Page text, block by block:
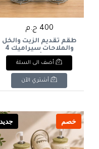
400 ج.م
طقم تقديم الزيت والخل
والملاحات سيراميك 4
قطع بنقشة زهور مع
Piece Ceramic Oil,
Vinegar, Salt & Pepper
Cruet Set with Floral
أضف الى السلة
أشتري الآن
خصم جديد